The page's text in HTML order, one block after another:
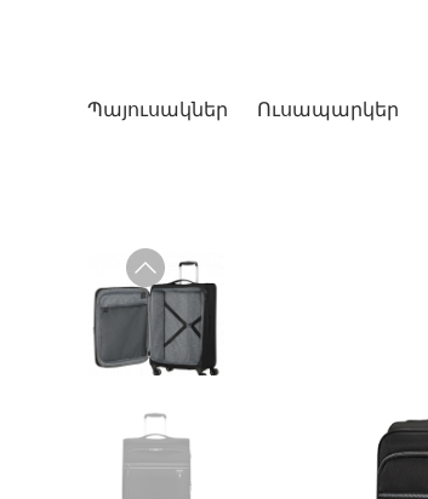
Պայուսակներ Ուսապարկեր